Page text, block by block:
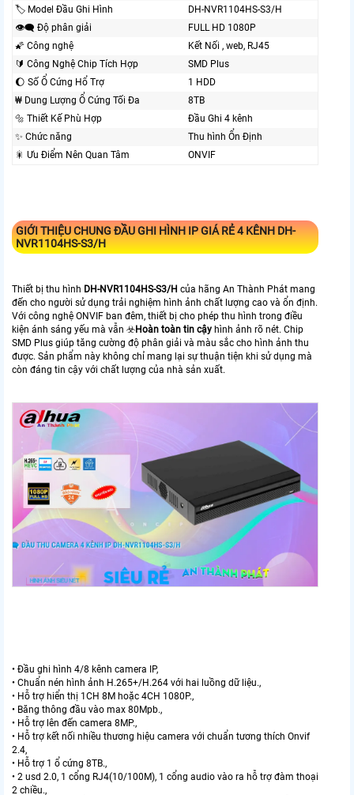
🏷 Model Đầu Ghi Hình
DH-NVR1104HS-S3/H
👁️‍🗨 Độ phân giải
FULL HD 1080P
🌠 Công nghệ
Kết Nối , web, RJ45
🔰 Công Nghệ Chip Tích Hợp
SMD Plus
🌔 Số Ổ Cứng Hổ Trợ
1 HDD
₩ Dung Lượng Ổ Cứng Tối Đa
8TB
🔩 Thiết Kế Phù Hợp
Đầu Ghi 4 kênh
✨ Chức năng
Thu hình Ổn Định
🎇 Ưu Điểm Nên Quan Tâm
ONVIF
GIỚI THIỆU CHUNG ĐẦU GHI HÌNH IP GIÁ RẺ 4 KÊNHDH-
NVR1104HS-S3/H
Thiết bị thu hình DH-NVR1104HS-S3/H của hãng An Thành Phát mang
đến cho người sử dụng trải nghiệm hình ảnh chất lượng cao và ổn định.
Với công nghệ ONVIF ban đêm, thiết bị cho phép thu hình trong điều
kiện ánh sáng yếu mà vẫn ☣️Hoàn toàn tin cậy hình ảnh rõ nét. Chip
SMD Plus giúp tăng cường độ phân giải và màu sắc cho hình ảnh thu
được. Sản phẩm này không chỉ mang lại sự thuận tiện khi sử dụng mà
còn đáng tin cậy với chất lượng của nhà sản xuất.
• Đầu ghi hình 4/8 kênh camera IP,
• Chuẩn nén hình ảnh H.265+/H.264 với hai luồng dữ liệu.,
• Hỗ trợ hiển thị 1CH 8M hoặc 4CH 1080P.,
• Băng thông đầu vào max 80Mpb.,
• Hỗ trợ lên đến camera 8MP.,
• Hỗ trợ kết nối nhiều thương hiệu camera với chuẩn tương thích Onvif
2.4,
• Hỗ trợ 1 ổ cứng 8TB.,
• 2 usd 2.0, 1 cổng RJ4(10/100M), 1 cổng audio vào ra hỗ trợ đàm thoại
2 chiều.,